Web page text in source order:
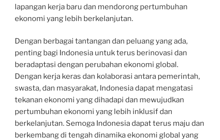
lapangan kerja baru dan mendorong pertumbuhan
ekonomi yang lebih berkelanjutan.
Dengan berbagai tantangan dan peluang yang ada,
penting bagi Indonesia untuk terus berinovasi dan
beradaptasi dengan perubahan ekonomi global.
Dengan kerja keras dan kolaborasi antara pemerintah,
swasta, dan masyarakat, Indonesia dapat mengatasi
tekanan ekonomi yang dihadapi dan mewujudkan
pertumbuhan ekonomi yang lebih inklusif dan
berkelanjutan. Semoga Indonesia dapat terus maju dan
berkembang di tengah dinamika ekonomi global yang